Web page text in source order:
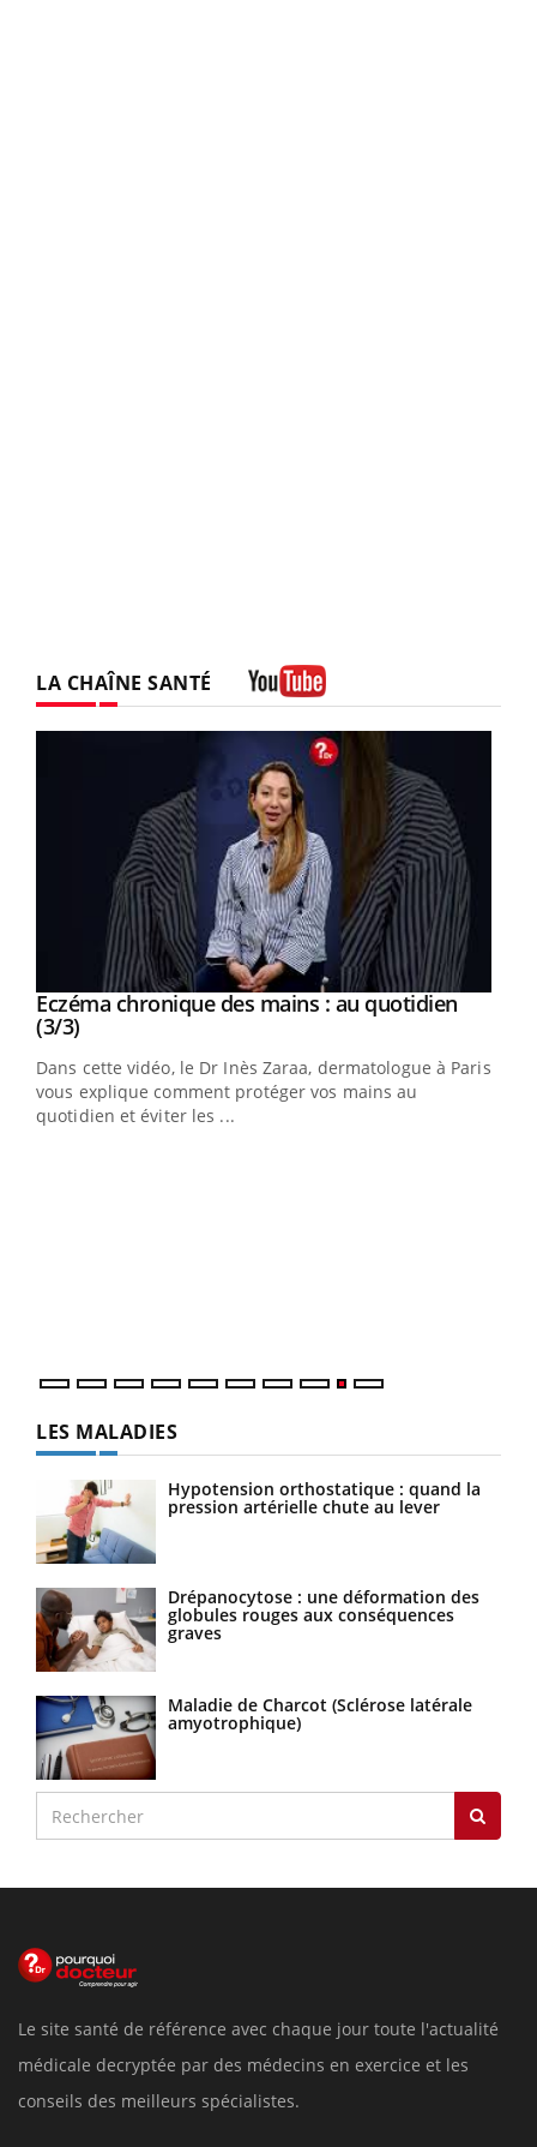
LA CHAÎNE SANTÉ
Youtube
Youtube
Eczéma chronique des mains : au quotidien
(3/3)Youtube
Dans cette vidéo, le Dr Inès Zaraa, dermatologue à Paris,
vous explique comment protéger vos mains au
quotidien et éviter les ...
LES MALADIES
Hypotension orthostatique : quand la
pression artérielle chute au lever
Drépanocytose : une déformation des
globules rouges aux conséquences
graves
Maladie de Charcot (Sclérose latérale
amyotrophique)
Le site santé de référence avec chaque jour toute l'actualité
médicale decryptée par des médecins en exercice et les
conseils des meilleurs spécialistes.